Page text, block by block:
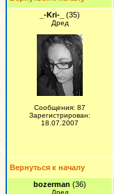
_-Kri-_
(35)
Дред
Сообщения: 87
Зарегистрирован:
18.07.2007
Вернуться к началу
bozerman (36)
Дред